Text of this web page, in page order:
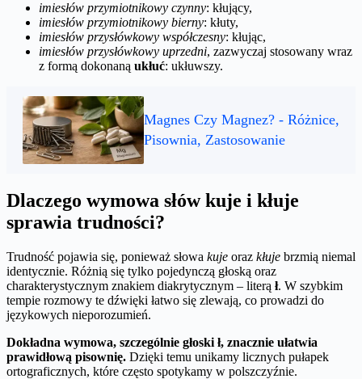
imiesłów przymiotnikowy czynny: kłujący,
imiesłów przymiotnikowy bierny: kłuty,
imiesłów przysłówkowy współczesny: kłując,
imiesłów przysłówkowy uprzedni, zazwyczaj stosowany wraz
z formą dokonaną ukłuć: ukłuwszy.
Magnes Czy Magnez? - Różnice,
Pisownia, Zastosowanie
Dlaczego wymowa słów kuje i kłuje
sprawia trudności?
Trudność pojawia się, ponieważ słowa kuje oraz kłuje brzmią niemal
identycznie. Różnią się tylko pojedynczą głoską oraz
charakterystycznym znakiem diakrytycznym – literą ł. W szybkim
tempie rozmowy te dźwięki łatwo się zlewają, co prowadzi do
językowych nieporozumień.
Dokładna wymowa, szczególnie głoski ł, znacznie ułatwia
prawidłową pisownię. Dzięki temu unikamy licznych pułapek
ortograficznych, które często spotykamy w polszczyźnie.